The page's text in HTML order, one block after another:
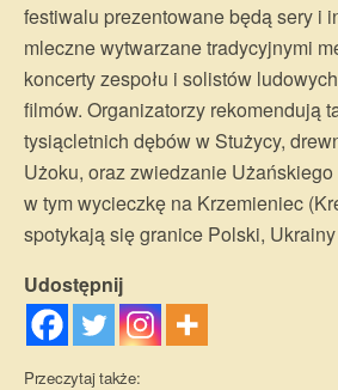
festiwalu prezentowane będą sery i
mleczne wytwarzane tradycyjnymi
koncerty zespołu i solistów
filmów. Organizatorzy rekomendują
tysiącletnich dębów w Stużycy,
Użoku, oraz zwiedzanie
w tym wycieczkę na Krzemieniec
spotykają się granice Polski,
Udostępnij
Przeczytaj także: